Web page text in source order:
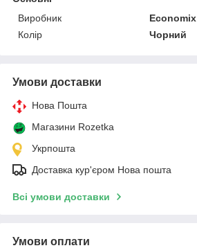
Виробник
Economix
Колір
Чорний
Умови доставки
Нова Пошта
Магазини Rozetka
Укрпошта
Доставка кур'єром Нова пошта
Всі умови доставки
Умови оплати